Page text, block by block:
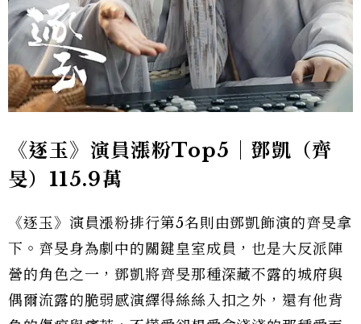
《逐玉》演員漲粉Top5｜鄧凱（齊
旻）115.9萬
《逐玉》演員漲粉排行第5名則由鄧凱飾演的齊旻拿
下。齊旻身為劇中的關鍵皇室成員，也是大反派陣
營的角色之一，鄧凱將齊旻那種深藏不露的城府與
偶爾流露的脆弱感演繹得絲絲入扣之外，還有他背